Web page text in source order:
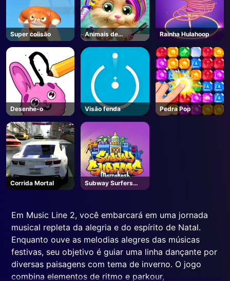
Super colisão
Animais de
estimação
Grooming Bubble
Rainha Hulahoop
Desenhe-o Visão fenda Pedra Pop
Corrida Mortal
Subway Surfers
Marraquexe (em
Em Music Line 2, você embarcará em uma jornada
musical repleta da alegria e do espírito de Natal.
Enquanto ouve as melodias alegres das músicas
festivas, seu objetivo é guiar uma linha dançante por
diversas paisagens com tema de inverno. O jogo
combina elementos de ritmo e parkour,